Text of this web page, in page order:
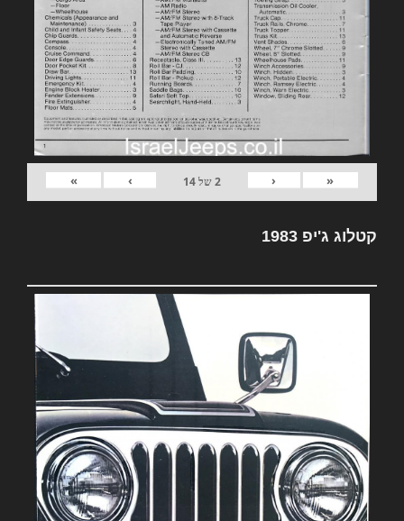
«
‹
2של14
›
»
קטלוג ג'יפ 1983